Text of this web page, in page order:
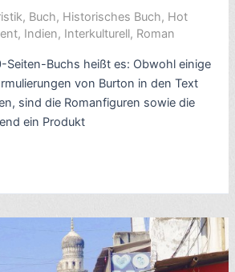
, Buch, Historisches Buch, Hot
, Indien, Interkulturell, Roman
Seiten-Buchs heißt es: Obwohl einige
von Burton in den Text
sind die Romanfiguren sowie die
ein Produkt